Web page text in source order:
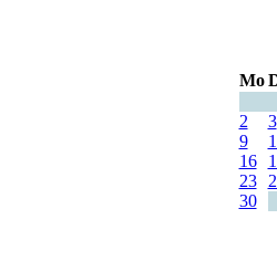
Mo
2
3
9
16
23
30